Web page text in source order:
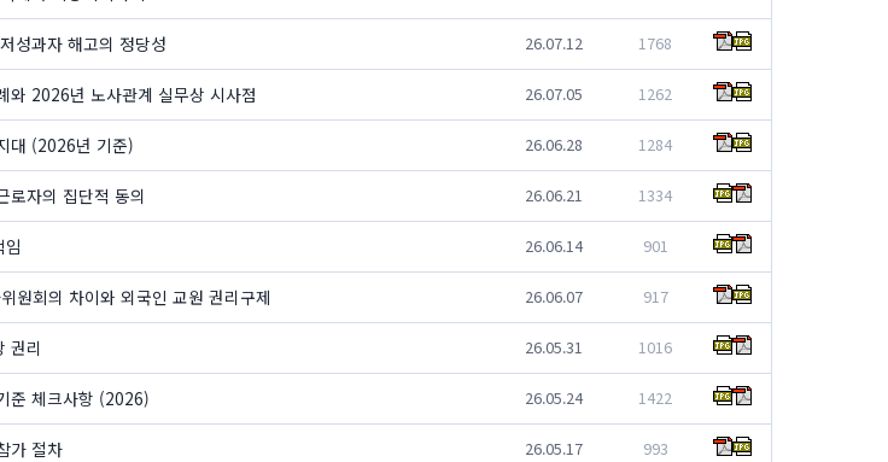
성과자 해고의 정당성 26.07.12 1768
와 2026년 노사관계 실무상 시사점 26.07.05 1262
대 (2026년 기준) 26.06.28 1284
로자의 집단적 동의 26.06.21 1334
26.06.14 901
원회의 차이와 외국인 교원 권리구제 26.06.07 917
권리 26.05.31 1016
준 체크사항 (2026) 26.05.24 1422
가 절차 26.05.17 993